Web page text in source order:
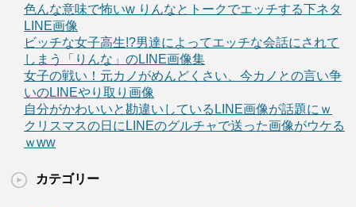
色んな意味で怖いw りんなとトークでエッチする下ネタ
LINE画像
ビッチな女子高生!?男達によってエッチな会話にされて
しまう「りんな」のLINE画像集
女子の戦い！元カノがめんどくさい、今カノとの言い争
いのLINEやり取り画像
自分がかわいいと勘違いしているLINE画像が話題にｗ
クリスマスの日にLINEのグルチャで送った画像がウケる
ｗww
カテゴリー